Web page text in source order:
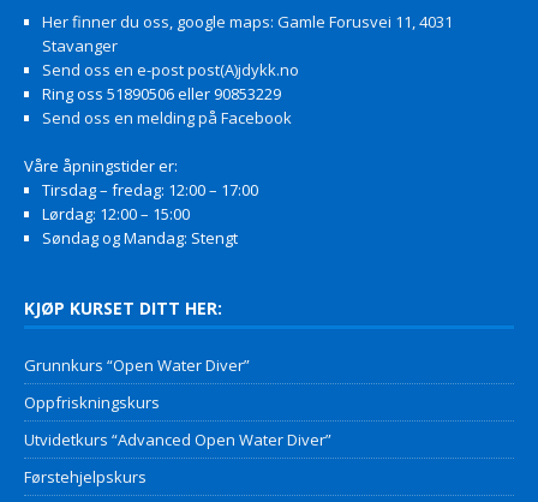
Her finner du oss, google maps: Gamle Forusvei 11, 4031
Stavanger
Send oss en e-post post(A)jdykk.no
Ring oss 51890506 eller 90853229
Send oss en melding på Facebook
Våre åpningstider er:
Tirsdag – fredag: 12:00 – 17:00
Lørdag: 12:00 – 15:00
Søndag og Mandag: Stengt
KJØP KURSET DITT HER:
Grunnkurs “Open Water Diver”
Oppfriskningskurs
Utvidetkurs “Advanced Open Water Diver”
Førstehjelpskurs